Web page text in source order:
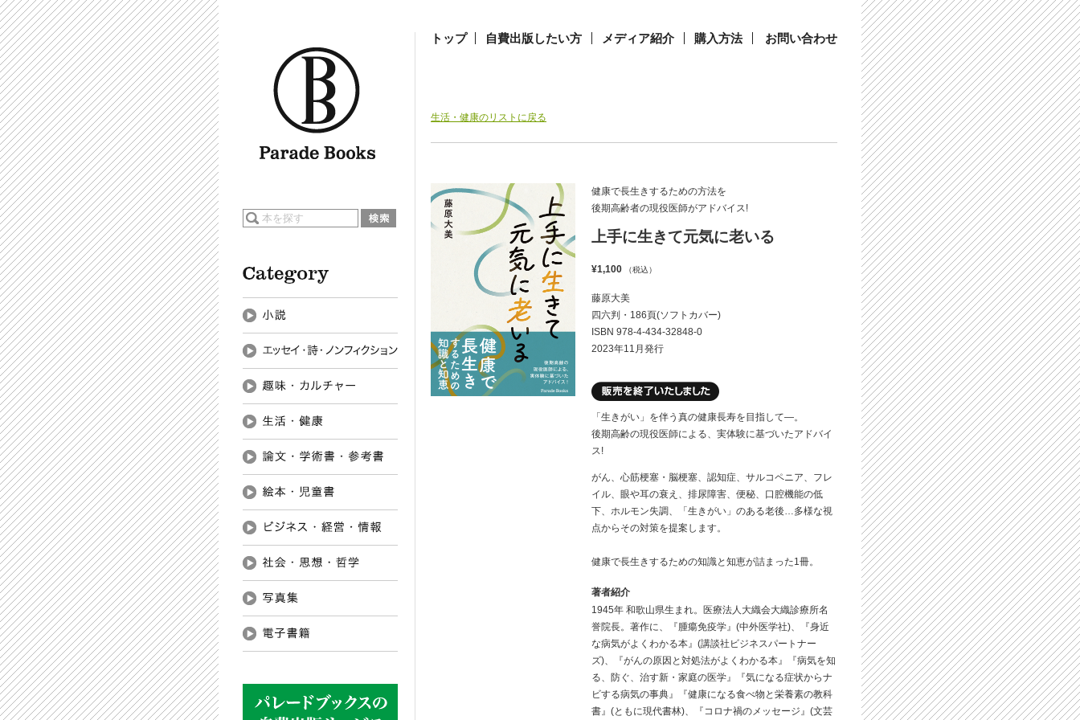
トップ 自費出版したい方 メディア紹介 購入方法 お問い合わせ
生活・健康のリストに戻る
健康で長生きするための方法を
後期高齢者の現役医師がアドバイス!
上手に生きて元気に老いる
¥1,100 （税込）
藤原大美
四六判・186頁(ソフトカバー)
ISBN 978-4-434-32848-0
2023年11月発行
「生きがい」を伴う真の健康長寿を目指して―。
後期高齢の現役医師による、実体験に基づいたアドバイ
ス!
がん、心筋梗塞・脳梗塞、認知症、サルコペニア、フレ
イル、眼や耳の衰え、排尿障害、便秘、口腔機能の低
下、ホルモン失調、「生きがい」のある老後…多様な視
点からその対策を提案します。
健康で長生きするための知識と知恵が詰まった1冊。
著者紹介
1945年 和歌山県生まれ。医療法人大織会大織診療所名
誉院長。著作に、『腫瘍免疫学』(中外医学社)、『身近
な病気がよくわかる本』(講談社ビジネスパートナー
ズ)、『がんの原因と対処法がよくわかる本』『病気を知
る、防ぐ、治す新・家庭の医学』『気になる症状からナ
ビする病気の事典』『健康になる食べ物と栄養素の教科
書』(ともに現代書林)、『コロナ禍のメッセージ』(文芸